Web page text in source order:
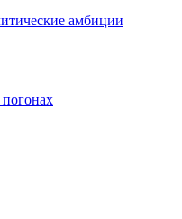
амбиции